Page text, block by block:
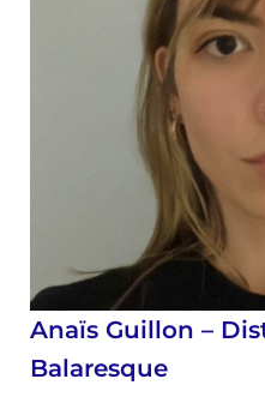
Anaïs Guillon –
Balaresque